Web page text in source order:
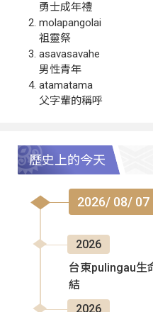
勇士成年禮
molapangolai
祖靈祭
asavasavahe
男性青年
atamatama
父字輩的稱呼
歷史上的今天
2026/ 08/ 07
2026
台東pulingau生
結
2026